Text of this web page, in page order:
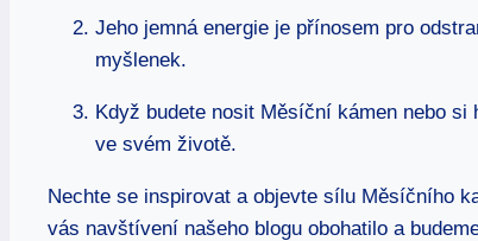
Jeho jemná energie je přínosem pro
myšlenek.
Když budete nosit Měsíční kámen nebo
ve svém životě.
Nechte se inspirovat a objevte sílu Měsíčního
vás navštívení našeho blogu obohatilo a